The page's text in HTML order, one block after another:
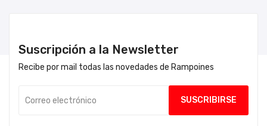
Suscripción a la Newsletter
Recibe por mail todas las novedades de Rampoines